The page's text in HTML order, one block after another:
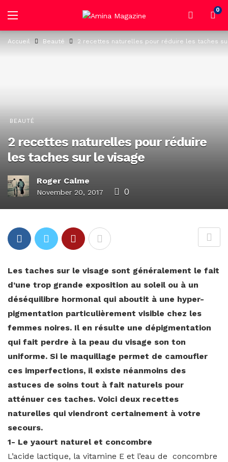
0
Accueil Beauté 2 recettes naturelles pour réduire les taches
BEAUTÉ
2 recettes naturelles pour réduire
les taches sur le visage
Roger Calme
November 20, 2017 0
Les taches sur le visage sont généralement le fait
d’une trop grande exposition au soleil ou à un
déséquilibre hormonal qui aboutit à une hyper-
pigmentation particulièrement visible chez les
femmes noires. Il en résulte une dépigmentation
qui fait perdre à la peau du visage son ton
uniforme. Si le maquillage permet de camoufler
ces imperfections, il existe néanmoins des
astuces de soins tout à fait naturels pour
atténuer ces taches. Voici deux recettes
naturelles qui viendront certainement à votre
secours.
1- Le yaourt naturel et concombre
L’acide lactique, la vitamine E et l’eau de concombre